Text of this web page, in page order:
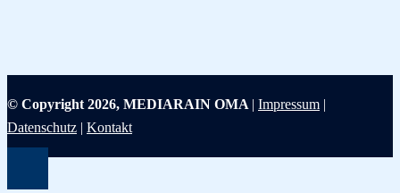
© Copyright 2026, MEDIARAIN OMA | Impressum |
Datenschutz | Kontakt